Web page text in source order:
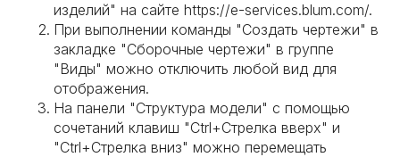
изделий" на сайте https://e-services.blum.com/.
При выполнении команды "Создать чертежи" в
закладке "Сборочные чертежи" в группе
"Виды" можно отключить любой вид для
отображения.
На панели "Структура модели" с помощью
сочетаний клавиш "Ctrl+Стрелка вверх" и
"Ctrl+Стрелка вниз" можно перемещать